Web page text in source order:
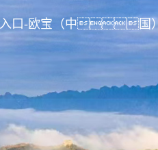
口-欧宝（中国）